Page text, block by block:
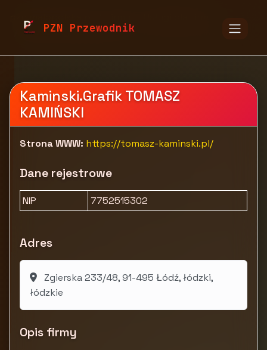
PZN Przewodnik
Marketing, reklama i PR
Kaminski.Grafik TOMASZ
KAMIŃSKI
Strona WWW: https://tomasz-kaminski.pl/
Dane rejestrowe
NIP 7752515302
Adres
Zgierska 233/48, 91-495 Łódź, łódzki,
łódzkie
Opis firmy